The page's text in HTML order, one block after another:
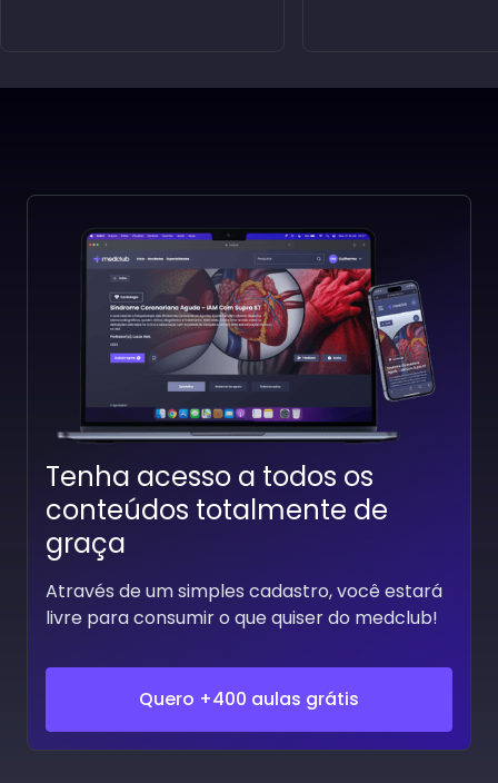
Tenha acesso a todos os
conteúdos totalmente de
graça
Através de um simples cadastro, você estará
livre para consumir o que quiser do medclub!
Quero +400 aulas grátis